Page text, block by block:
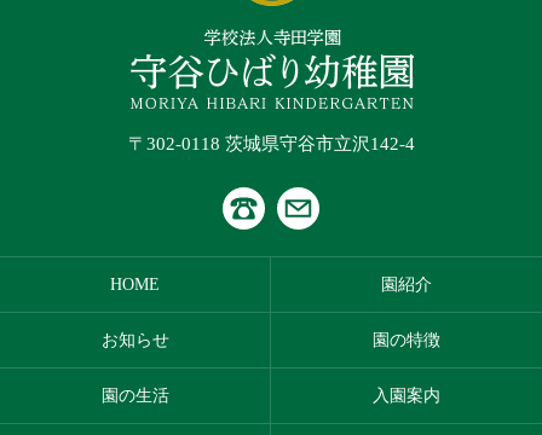
〒302-0118 茨城県守谷市立沢142-4
HOME 園紹介
お知らせ 園の特徴
園の生活 入園案内